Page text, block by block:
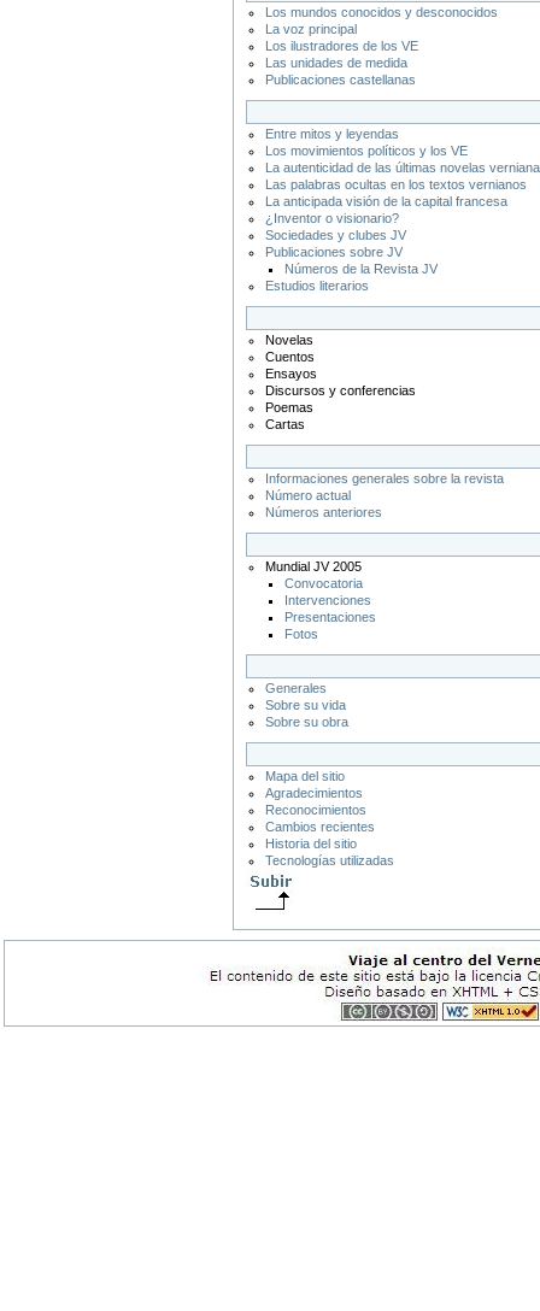
Los mundos conocidos y desconocidos
La voz principal
Los ilustradores de los VE
Las unidades de medida
Publicaciones castellanas
Entre mitos y leyendas
Los movimientos políticos y los VE
La autenticidad de las últimas novelas
Las palabras ocultas en los textos vernianos
La anticipada visión de la capital francesa
¿Inventor o visionario?
Sociedades y clubes JV
Publicaciones sobre JV
Números de la Revista JV
Estudios literarios
Novelas
Cuentos
Ensayos
Discursos y conferencias
Poemas
Cartas
Informaciones generales sobre la revista
Número actual
Números anteriores
Mundial JV 2005
Convocatoria
Intervenciones
Presentaciones
Fotos
Generales
Sobre su vida
Sobre su obra
Mapa del sitio
Agradecimientos
Reconocimientos
Cambios recientes
Historia del sitio
Tecnologías utilizadas